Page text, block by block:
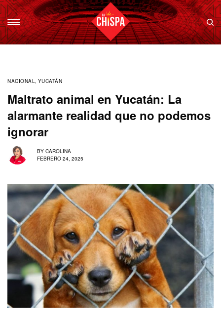
NACIONAL, YUCATÁN
Maltrato animal en Yucatán: La
alarmante realidad que no podemos
ignorar
BY CAROLINA
FEBRERO 24, 2025